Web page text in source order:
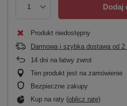
Dodaj
Produkt niedostępny
Darmowa i szybka dostawa od 2
14 dni na łatwy zwrot
Ten produkt jest na zamówienie
Bezpieczne zakupy
Kup na raty (oblicz ratę)